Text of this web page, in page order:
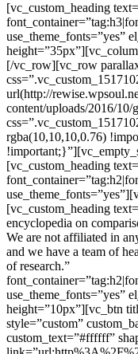
[vc_custom_heading
use_theme_fonts=”yes”
[/vc_row][vc_row
url(http://
content/uploads/2016/
rgba(10,10,10,0.76)
[vc_custom_heading
[vc_custom_heading
encyclopedia on
We are not affiliated in
and we have a team of
of research.”
use_theme_fonts=”yes”
height=”10px”][vc_btn
style=”custom”
custom_text=”#ffffff”